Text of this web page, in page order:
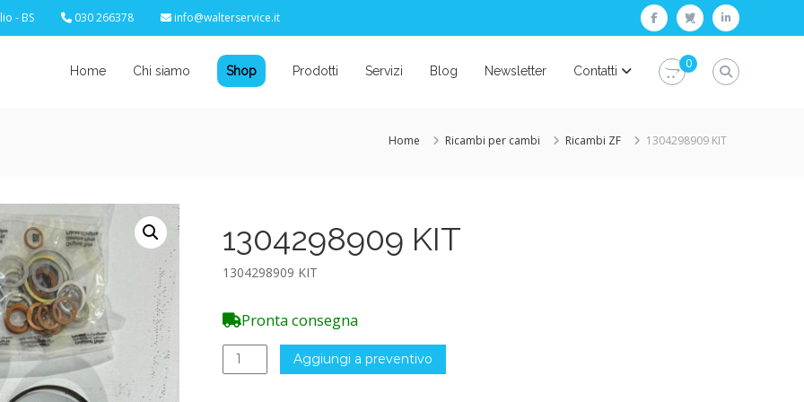
- BS 030 266378 info@walterservice.it facebooktwitterlinkedin
Home Chi siamo Shop Prodotti Servizi Blog Newsletter Contatti
0
Home Ricambi per cambi Ricambi ZF 1304298909 KIT
1304298909 KIT
1304298909 KIT
Pronta consegna
1304298909
KIT
Aggiungi a preventivo